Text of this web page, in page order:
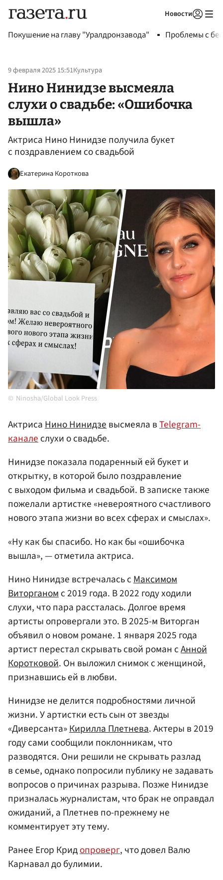
Новости
Покушение на главу "Уралдронзавода" Проблемы с
9 февраля 2025 15:51Культура
Нино Нинидзе высмеяла
слухи о свадьбе: «Ошибочка
вышла»
Актриса Нино Нинидзе получила букет
с поздравлением со свадьбой
Екатерина Короткова
Ninosha/Global Look Press
АктрисаНино Нинидзевысмеяла вTelegram-
каналеслухи о свадьбе.
Нинидзе показала подаренный ей букет и
открытку, в которой было поздравление
с выходом фильма и свадьбой. В записке также
пожелали артистке «невероятного счастливого
нового этапа жизни во всех сферах и смыслах».
«Ну как бы спасибо. Но как бы «ошибочка
вышла», — отметила актриса.
Нино Нинидзе встречалась сМаксимом
Виторганомс 2019 года. В 2022 году ходили
слухи, что пара рассталась. Долгое время
артисты опровергали это. В 2025-м Виторган
объявил о новом романе. 1 января 2025 года
артист перестал скрывать свой роман сАнной
Коротковой. Он выложил снимок с женщиной,
признавшись ей в любви.
Нинидзе не делится подробностями личной
жизни. У артистки есть сын от звезды
«Диверсанта»Кирилла Плетнева. Актеры в 2019
году сами сообщили поклонникам, что
разводятся. Они решили не скрывать разлад
в семье, однако попросили публику не задавать
вопросов о причинах разрыва. Позже Нинидзе
призналась журналистам, что брак не оправдал
ожиданий, а Плетнев по-прежнему не
комментирует эту тему.
Ранее Егор Кридопроверг, что довел Валю
Карнавал до булимии.